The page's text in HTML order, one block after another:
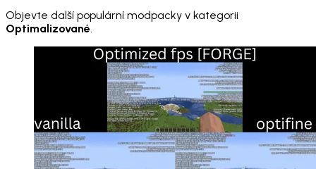
Objevte další populární modpacky v kategorii
Optimalizované.